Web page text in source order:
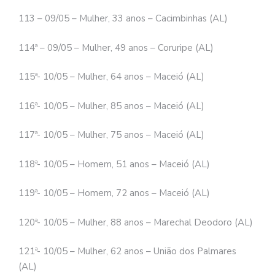
113 – 09/05 – Mulher, 33 anos – Cacimbinhas (AL)
114ª – 09/05 – Mulher, 49 anos – Coruripe (AL)
115ª- 10/05 – Mulher, 64 anos – Maceió (AL)
116ª- 10/05 – Mulher, 85 anos – Maceió (AL)
117ª- 10/05 – Mulher, 75 anos – Maceió (AL)
118ª- 10/05 – Homem, 51 anos – Maceió (AL)
119ª- 10/05 – Homem, 72 anos – Maceió (AL)
120ª- 10/05 – Mulher, 88 anos – Marechal Deodoro (AL)
121ª- 10/05 – Mulher, 62 anos – União dos Palmares
(AL)